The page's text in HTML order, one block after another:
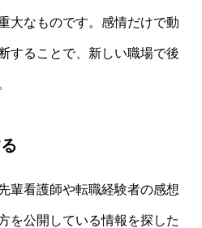
大なものです。感情だけで動
することで、新しい職場で後
輩看護師や転職経験者の感想
を公開している情報を探した